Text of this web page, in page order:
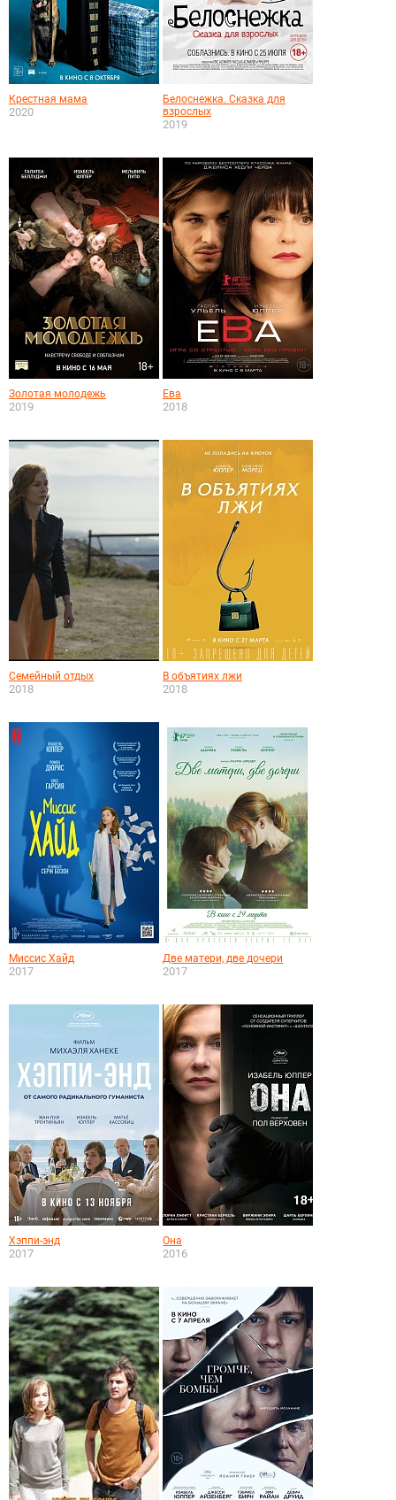
Крестная мама
2020
Белоснежка. Сказка для
взрослых
2019
Золотая молодежь
2019
Ева
2018
Семейный отдых
2018
В объятиях лжи
2018
Миссис Хайд
2017
Две матери, две дочери
2017
Хэппи-энд
2017
Она
2016